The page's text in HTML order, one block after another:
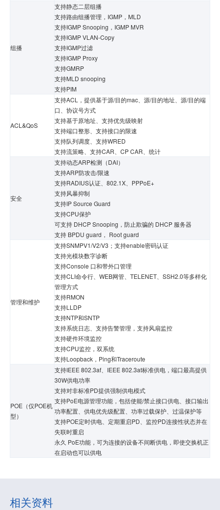
组播
支持静态二层组播
支持路由组播管理，IGMP，MLD
支持IGMP Snooping，IGMP MVR
支持IGMP VLAN-Copy
支持IGMP过滤
支持IGMP Proxy
支持GMRP
支持MLD snooping
支持PIM
ACL&QoS
支持ACL，提供基于源/目的mac、源/目的地址、源/目的端
口、协议号方式
支持基于原地址、支持优先级映射
支持端口整形、支持接口的限速
支持队列调度、支持WRED
支持流策略、支持CAR、CP CAR、统计
安全
支持动态ARP检测（DAI）
支持ARP防攻击/限速
支持RADIUS认证、802.1X、PPPoE+
支持风暴抑制
支持IP Source Guard
支持CPU保护
可支持 DHCP Snooping，防止欺骗的 DHCP 服务器
支持 BPDU guard， Root guard
管理和维护
支持SNMPV1/V2/V3；支持enable密码认证
支持光模块数字诊断
支持Console 口和带外口管理
支持CLI命令行、WEB网管、TELENET、SSH2.0等多样化
管理方式
支持RMON
支持LLDP
支持NTP和SNTP
支持系统日志、支持告警管理，支持风扇监控
支持硬件环境监控
支持CPU监控，双系统
支持Loopback，Ping和Traceroute
POE（仅POE机
型）
支持IEEE 802.3af、IEEE 802.3at标准供电，端口最高提供
30W供电功率
支持对非标准PD提供强制供电模式
支持PoE电源管理功能，包括使能/禁止接口供电、接口输出
功率配置、供电优先级配置、功率过载保护、过温保护等
支持POE定时供电、定期重启PD、监控PD连接性状态并在
失联时重启
永久 PoE功能，可为连接的设备不间断供电，即使交换机正
在启动也可以供电
相关资料